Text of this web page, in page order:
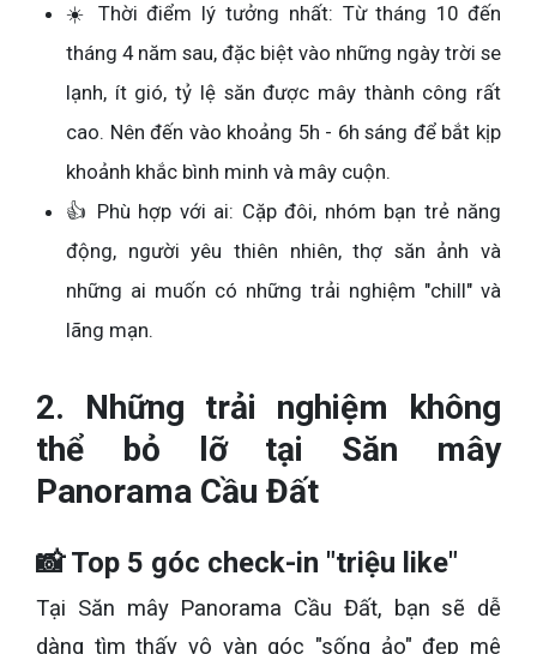
☀️ Thời điểm lý tưởng nhất: Từ tháng 10 đến
tháng 4 năm sau, đặc biệt vào những ngày trời se
lạnh, ít gió, tỷ lệ săn được mây thành công rất
cao. Nên đến vào khoảng 5h - 6h sáng để bắt kịp
khoảnh khắc bình minh và mây cuộn.
👍 Phù hợp với ai: Cặp đôi, nhóm bạn trẻ năng
động, người yêu thiên nhiên, thợ săn ảnh và
những ai muốn có những trải nghiệm "chill" và
lãng mạn.
2. Những trải nghiệm không
thể bỏ lỡ tại Săn mây
Panorama Cầu Đất
📸 Top 5 góc check-in "triệu like"
Tại Săn mây Panorama Cầu Đất, bạn sẽ dễ
dàng tìm thấy vô vàn góc "sống ảo" đẹp mê